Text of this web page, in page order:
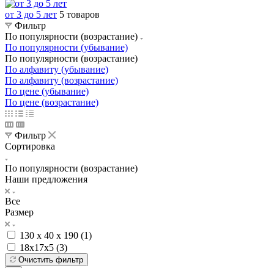
от 3 до 5 лет 5 товаров
Фильтр
По популярности (возрастание)
По популярности (убывание)
По популярности (возрастание)
По алфавиту (убывание)
По алфавиту (возрастание)
По цене (убывание)
По цене (возрастание)
Фильтр
Сортировка
По популярности (возрастание)
Наши предложения
Все
Размер
130 x 40 x 190 (1)
18х17х5 (3)
Очистить фильтр